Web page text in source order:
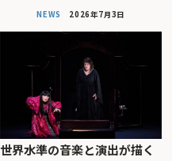
NEWS 2026年7月3日
世界水準の音楽と演出が描く